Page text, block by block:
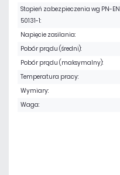
Stopień zabezpieczenia wg PN-EN
50131-1:
Napięcie zasilania:
Pobór prądu (średni):
Pobór prądu (maksymalny):
Temperatura pracy:
Wymiary:
Waga: